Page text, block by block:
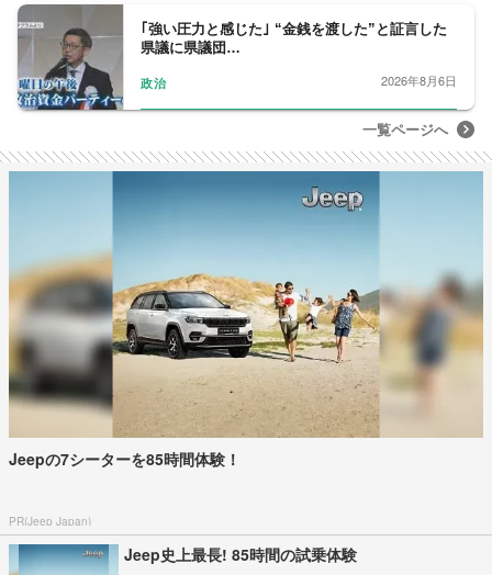
｢強い圧力と感じた｣ “金銭を渡した”と証言した
県議に県議団…
政治 2026年8月6日
一覧ページへ
Jeepの7シーターを85時間体験！
PR(Jeep Japan)
Jeep史上最長! 85時間の試乗体験